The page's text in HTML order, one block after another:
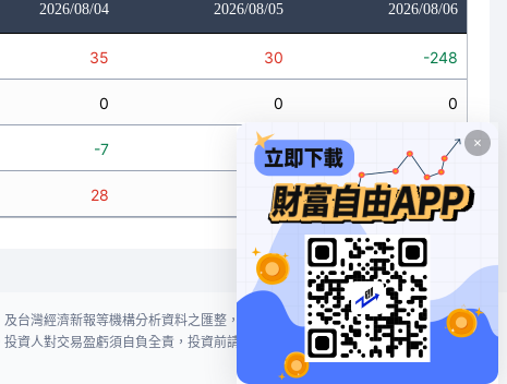
2026/08/04 2026/08/05 2026/08/06
35 30 -248
0 0 0
-7 0 -5
28 30 -253
台灣經濟新報等機構分析資料之匯整，本網站對投資人買賣不作任何建議或暗
資人對交易盈虧須自負全責，投資前請謹慎評估風險。